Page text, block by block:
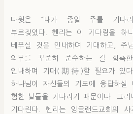
다윗은 “내가 종일 주를 기다리
부르짖었다. 헨리는 이 기다림을 하
베푸실 것을 인내하며 기대하고, 주
의무를 꾸준히 준수하는 걸 함축
인내하며 기대(期待)할 필요가 있
하나님이 자신들의 기도에 응답하실
험한 날들을 기다리기 때문이다. 그
기다린다. 헨리는 잉글랜드교회의 사